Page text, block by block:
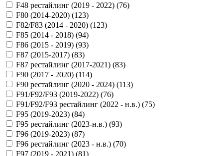
F48 рестайлинг (2019 - 2022) (76)
F80 (2014-2020) (123)
F82/F83 (2014 - 2020) (123)
F85 (2014 - 2018) (94)
F86 (2015 - 2019) (93)
F87 (2015-2017) (83)
F87 рестайлинг (2017-2021) (83)
F90 (2017 - 2020) (114)
F90 рестайлинг (2020 - 2024) (113)
F91/F92/F93 (2019-2022) (76)
F91/F92/F93 рестайлинг (2022 - н.в.) (75)
F95 (2019-2023) (84)
F95 рестайлинг (2023-н.в.) (93)
F96 (2019-2023) (87)
F96 рестайлинг (2023 - н.в.) (70)
F97 (2019 - 2021) (81)